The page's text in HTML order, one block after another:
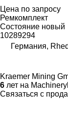
Цена по запросу
Ремкомплект
Состояние новый
10289294
Германия,
Kraemer Mining
6 лет на
Связаться с